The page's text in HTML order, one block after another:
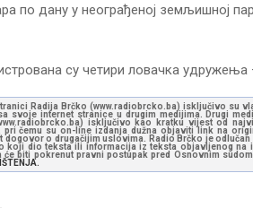
по дану у неограђеној земљишној
су четири ловачка удружења –
Radija Brčko (www.radiobrcko.ba) isključivo su
svoje internet stranice u drugim medijima. Drugi
isključivo kao kratku vijest od
čemu su on-line izdanja dužna objaviti link na
dogovor o drugačijim uslovima. Radio Brčko je
dio teksta ili informacija iz teksta objavljenog na
biti pokrenut pravni postupak pred Osnovnim